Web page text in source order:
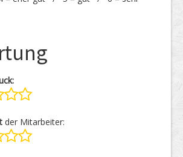
der Mitarbeiter: